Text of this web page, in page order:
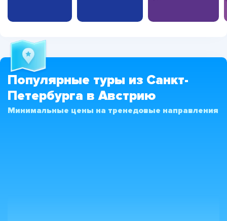
Популярные туры из Санкт-
Петербурга в Австрию
Минимальные цены на тренедовые направления